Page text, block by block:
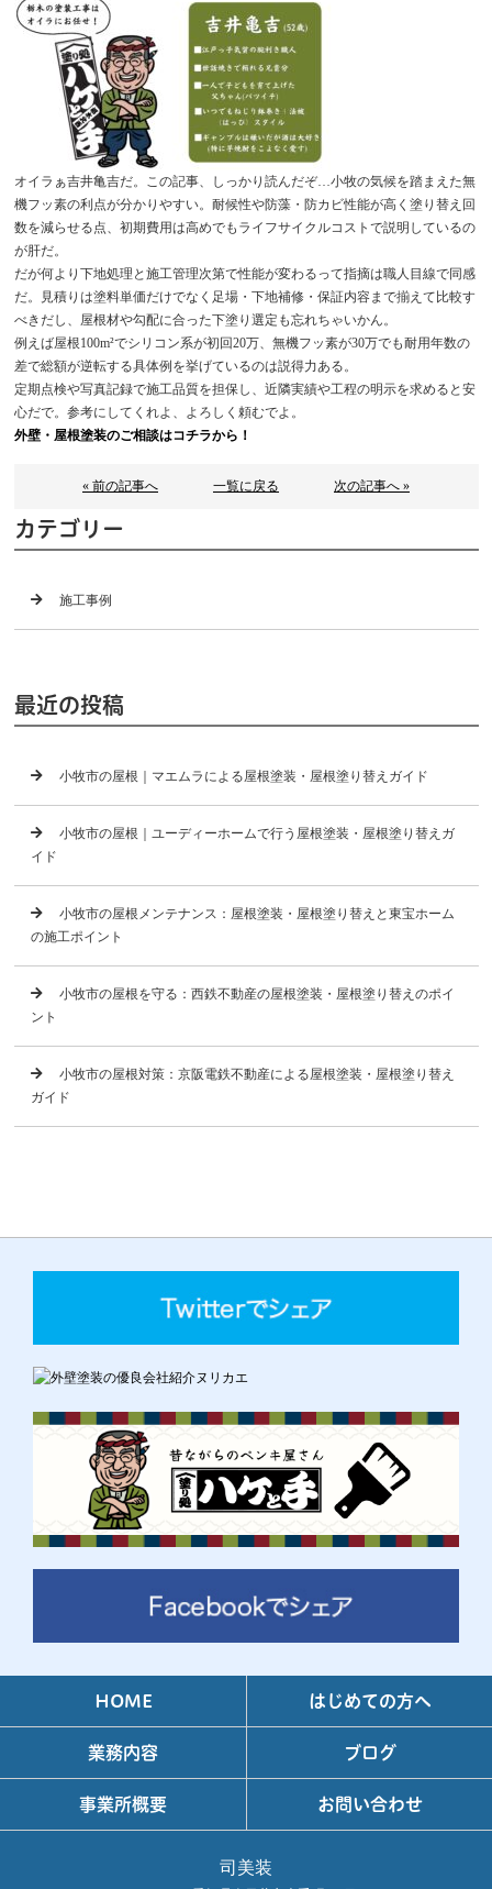
オイラぁ吉井亀吉だ。この記事、しっかり読んだぞ…小牧の気候を踏まえた無
機フッ素の利点が分かりやすい。耐候性や防藻・防カビ性能が高く塗り替え回
数を減らせる点、初期費用は高めでもライフサイクルコストで説明しているの
が肝だ。
だが何より下地処理と施工管理次第で性能が変わるって指摘は職人目線で同感
だ。見積りは塗料単価だけでなく足場・下地補修・保証内容まで揃えて比較す
べきだし、屋根材や勾配に合った下塗り選定も忘れちゃいかん。
例えば屋根100m²でシリコン系が初回20万、無機フッ素が30万でも耐用年数の
差で総額が逆転する具体例を挙げているのは説得力ある。
定期点検や写真記録で施工品質を担保し、近隣実績や工程の明示を求めると安
心だで。参考にしてくれよ、よろしく頼むでよ。
外壁・屋根塗装のご相談はコチラから！
« 前の記事へ 一覧に戻る 次の記事へ »
カテゴリー
施工事例
最近の投稿
小牧市の屋根｜マエムラによる屋根塗装・屋根塗り替えガイド
小牧市の屋根｜ユーディーホームで行う屋根塗装・屋根塗り替えガ
イド
小牧市の屋根メンテナンス：屋根塗装・屋根塗り替えと東宝ホーム
の施工ポイント
小牧市の屋根を守る：西鉄不動産の屋根塗装・屋根塗り替えのポイ
ント
小牧市の屋根対策：京阪電鉄不動産による屋根塗装・屋根塗り替え
ガイド
HOME はじめての方へ
業務内容 ブログ
事業所概要 お問い合わせ
司美装